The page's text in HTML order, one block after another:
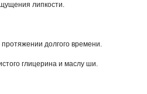
липкости.
долгого времени.
глицерина и маслу ши.